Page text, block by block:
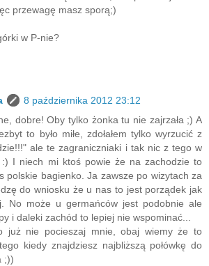
przewagę masz sporą;)
w P-nie?
8 października 2012 23:12
dobre! Oby tylko żonka tu nie zajrzała ;) A
to było miłe, zdołałem tylko wyrzucić z
ale te zagraniczniaki i tak nic z tego w
I niech mi ktoś powie że na zachodzie to
polskie bagienko. Ja zawsze po wizytach za
do wniosku że u nas to jest porządek jak
No może u germańców jest podobnie ale
i daleki zachód to lepiej nie wspominać...
już nie pocieszaj mnie, obaj wiemy że to
kiedy znajdziesz najbliższą połówkę do
;))